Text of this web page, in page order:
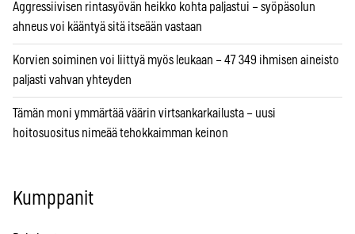
Aggressiivisen rintasyövän heikko kohta paljastui – syöpäsolun
ahneus voi kääntyä sitä itseään vastaan
Korvien soiminen voi liittyä myös leukaan – 47 349 ihmisen aineisto
paljasti vahvan yhteyden
Tämän moni ymmärtää väärin virtsankarkailusta – uusi
hoitosuositus nimeää tehokkaimman keinon
Kumppanit